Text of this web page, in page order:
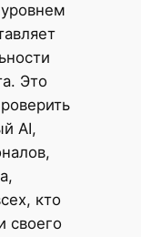
Это
AI,
кто
своего